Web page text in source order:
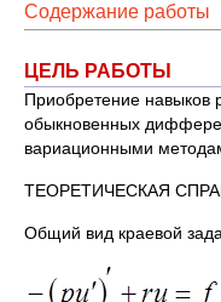
Содержание работы
ЦЕЛЬ РАБОТЫ
Приобретение навыков
обыкновенных
вариационными
ТЕОРЕТИЧЕСКАЯ
Общий вид краевой